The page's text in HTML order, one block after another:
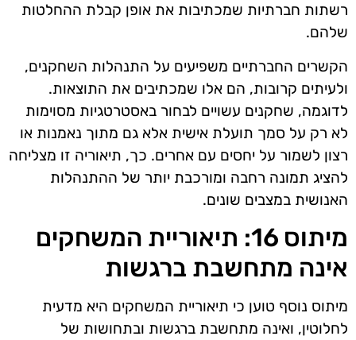
רשתות חברתיות שמכתיבות את אופן קבלת ההחלטות
שלהם.
הקשרים החברתיים משפיעים על התנהלות השחקנים,
ולעיתים קרובות, הם אלו שמכתיבים את התוצאות.
לדוגמה, שחקנים עשויים לבחור באסטרטגיות מסוימות
לא רק על סמך תועלת אישית אלא גם מתוך נאמנות או
רצון לשמור על יחסים עם אחרים. כך, תיאוריה זו מצליחה
להציג תמונה רחבה ומורכבת יותר של ההתנהלות
האנושית במצבים שונים.
מיתוס 16: תיאוריית המשחקים
אינה מתחשבת ברגשות
מיתוס נוסף טוען כי תיאוריית המשחקים היא מדעית
לחלוטין, ואינה מתחשבת ברגשות ובתחושות של